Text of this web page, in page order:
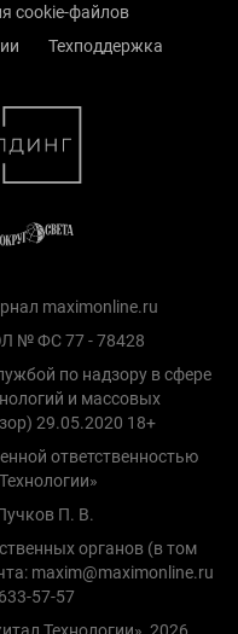
cookie-файлов
Техподдержка
maximonline.ru
№ ФС 77 - 78428
по надзору в сфере
и массовых
29.05.2020 18+
ответственностью
П. В.
органов (в том
maxim@maximonline.ru
57-57